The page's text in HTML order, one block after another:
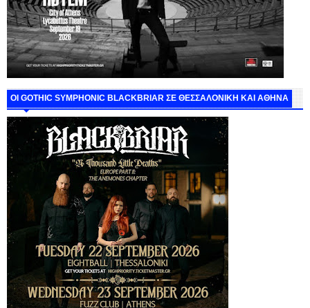
ΟΙ GOTHIC SYMPHONIC BLACKBRIAR ΣΕ ΘΕΣΣΑΛΟΝΙΚΗ ΚΑΙ ΑΘΗΝΑ